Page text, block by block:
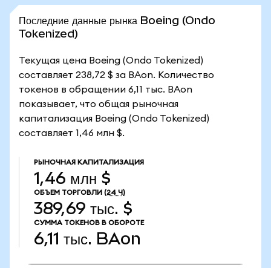
Последние данные рынка Boeing (Ondo
Tokenized)
Текущая цена Boeing (Ondo Tokenized)
составляет 238,72 $ за BAon. Количество
токенов в обращении 6,11 тыс. BAon
показывает, что общая рыночная
капитализация Boeing (Ondo Tokenized)
составляет 1,46 млн $.
РЫНОЧНАЯ КАПИТАЛИЗАЦИЯ
1,46 млн $
ОБЪЕМ ТОРГОВЛИ (24 Ч)
389,69 тыс. $
СУММА ТОКЕНОВ В ОБОРОТЕ
6,11 тыс. BAon